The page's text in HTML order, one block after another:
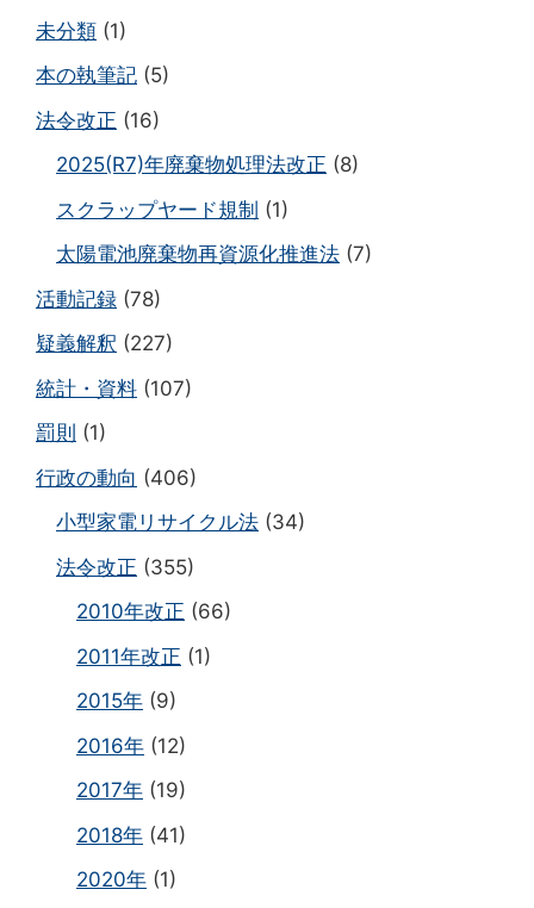
未分類 (1)
本の執筆記 (5)
法令改正 (16)
2025(R7)年廃棄物処理法改正 (8)
スクラップヤード規制 (1)
太陽電池廃棄物再資源化推進法 (7)
活動記録 (78)
疑義解釈 (227)
統計・資料 (107)
罰則 (1)
行政の動向 (406)
小型家電リサイクル法 (34)
法令改正 (355)
2010年改正 (66)
2011年改正 (1)
2015年 (9)
2016年 (12)
2017年 (19)
2018年 (41)
2020年 (1)